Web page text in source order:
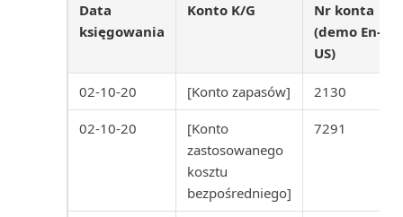
Business Central
Segment: etykiety (raport)
Segment: strona tytułowa
Serwis: faktura (raport
Data
księgowania
Konto K/G
Nr konta
(demo En-
US)
02-10-20 [Konto zapasów] 2130
02-10-20
[Konto
zastosowanego
kosztu
bezpośredniego]
7291